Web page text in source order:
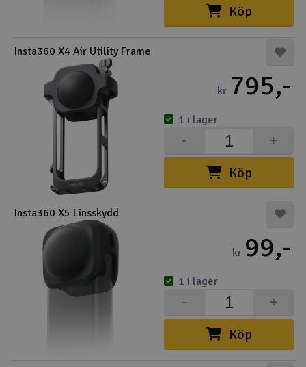
Köp
Insta360 X4 Air Utility Frame
kr 795,-
Köp
+
-
1 i lager
Insta360 X5 Linsskydd
kr 99,-
Köp
+
-
1 i lager